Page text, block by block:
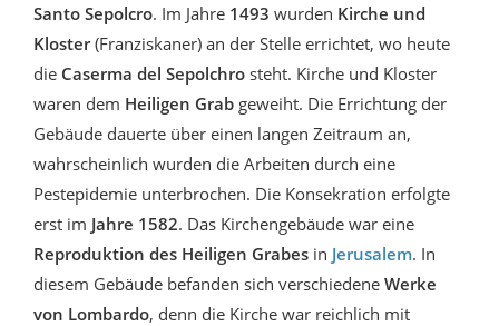
Santo Sepolcro. Im Jahre 1493 wurden Kirche und
Kloster(Franziskaner) an der Stelle errichtet, wo heute
die Caserma del Sepolchro steht. Kirche und Kloster
waren dem Heiligen Grab geweiht. Die Errichtung der
Gebäude dauerte über einen langen Zeitraum an,
wahrscheinlich wurden die Arbeiten durch eine
Pestepidemie unterbrochen. Die Konsekration erfolgte
erst im Jahre 1582. Das Kirchengebäude war eine
Reproduktion des Heiligen Grabes in Jerusalem. In
diesem Gebäude befanden sich verschiedene Werke
von Lombardo, denn die Kirche war reichlich mit